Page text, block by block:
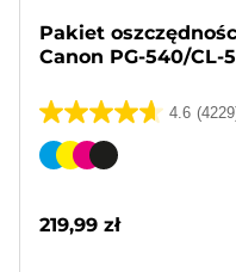
Pakiet
Canon PG-540/CL-
4.6
4.6
na
4229
Wkład
219,99 zł